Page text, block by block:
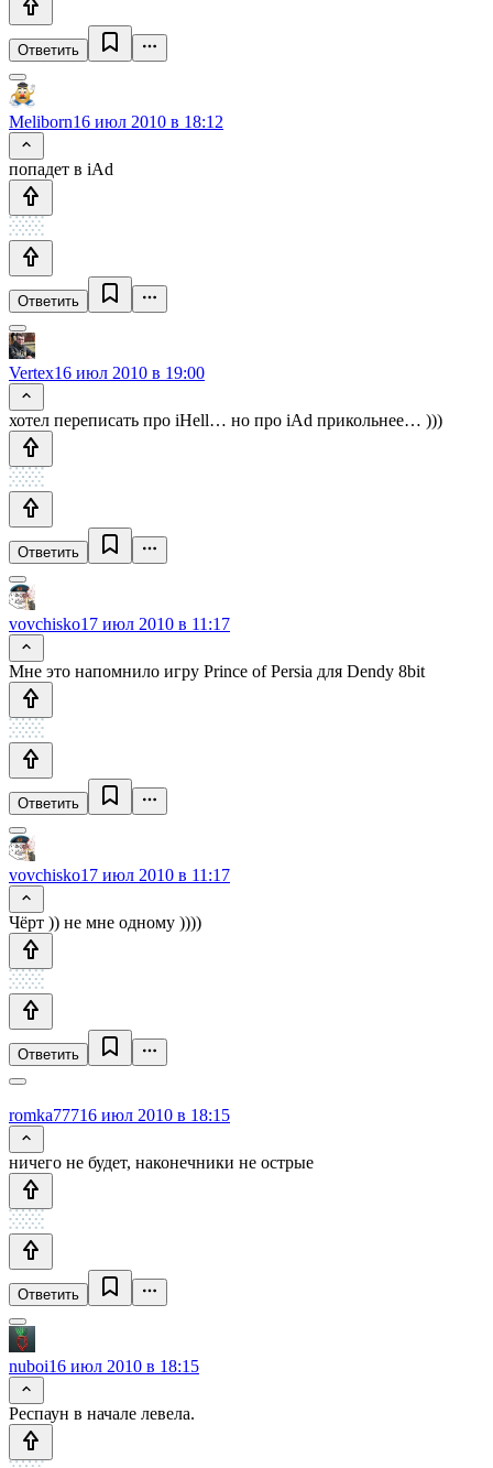
Ответить
Meliborn16 июл 2010 в 18:12
попадет в iAd
Ответить
Vertex16 июл 2010 в 19:00
хотел переписать про iHell… но про iAd прикольнее… )))
Ответить
vovchisko17 июл 2010 в 11:17
Мне это напомнило игру Prince of Persia для Dendy 8bit
Ответить
vovchisko17 июл 2010 в 11:17
Чёрт )) не мне одному ))))
Ответить
romka77716 июл 2010 в 18:15
ничего не будет, наконечники не острые
Ответить
nuboi16 июл 2010 в 18:15
Респаун в начале левела.